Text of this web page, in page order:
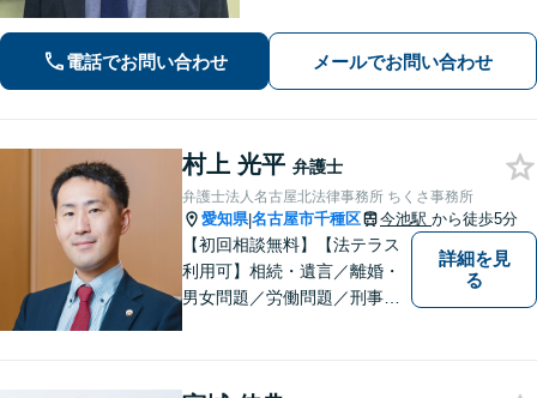
籍」トラブル等に対し状況に応じて適
切に問題解決を図ります。
電話でお問い合わせ メールでお問い合わせ
村上 光平 弁護士
弁護士法人名古屋北法律事務所 ちくさ事務所
愛知県|名古屋市千種区 今池駅 から徒歩5分
【初回相談無料】【法テラス
利用可】相続・遺言／離婚・
男女問題／労働問題／刑事事
詳細を見
る